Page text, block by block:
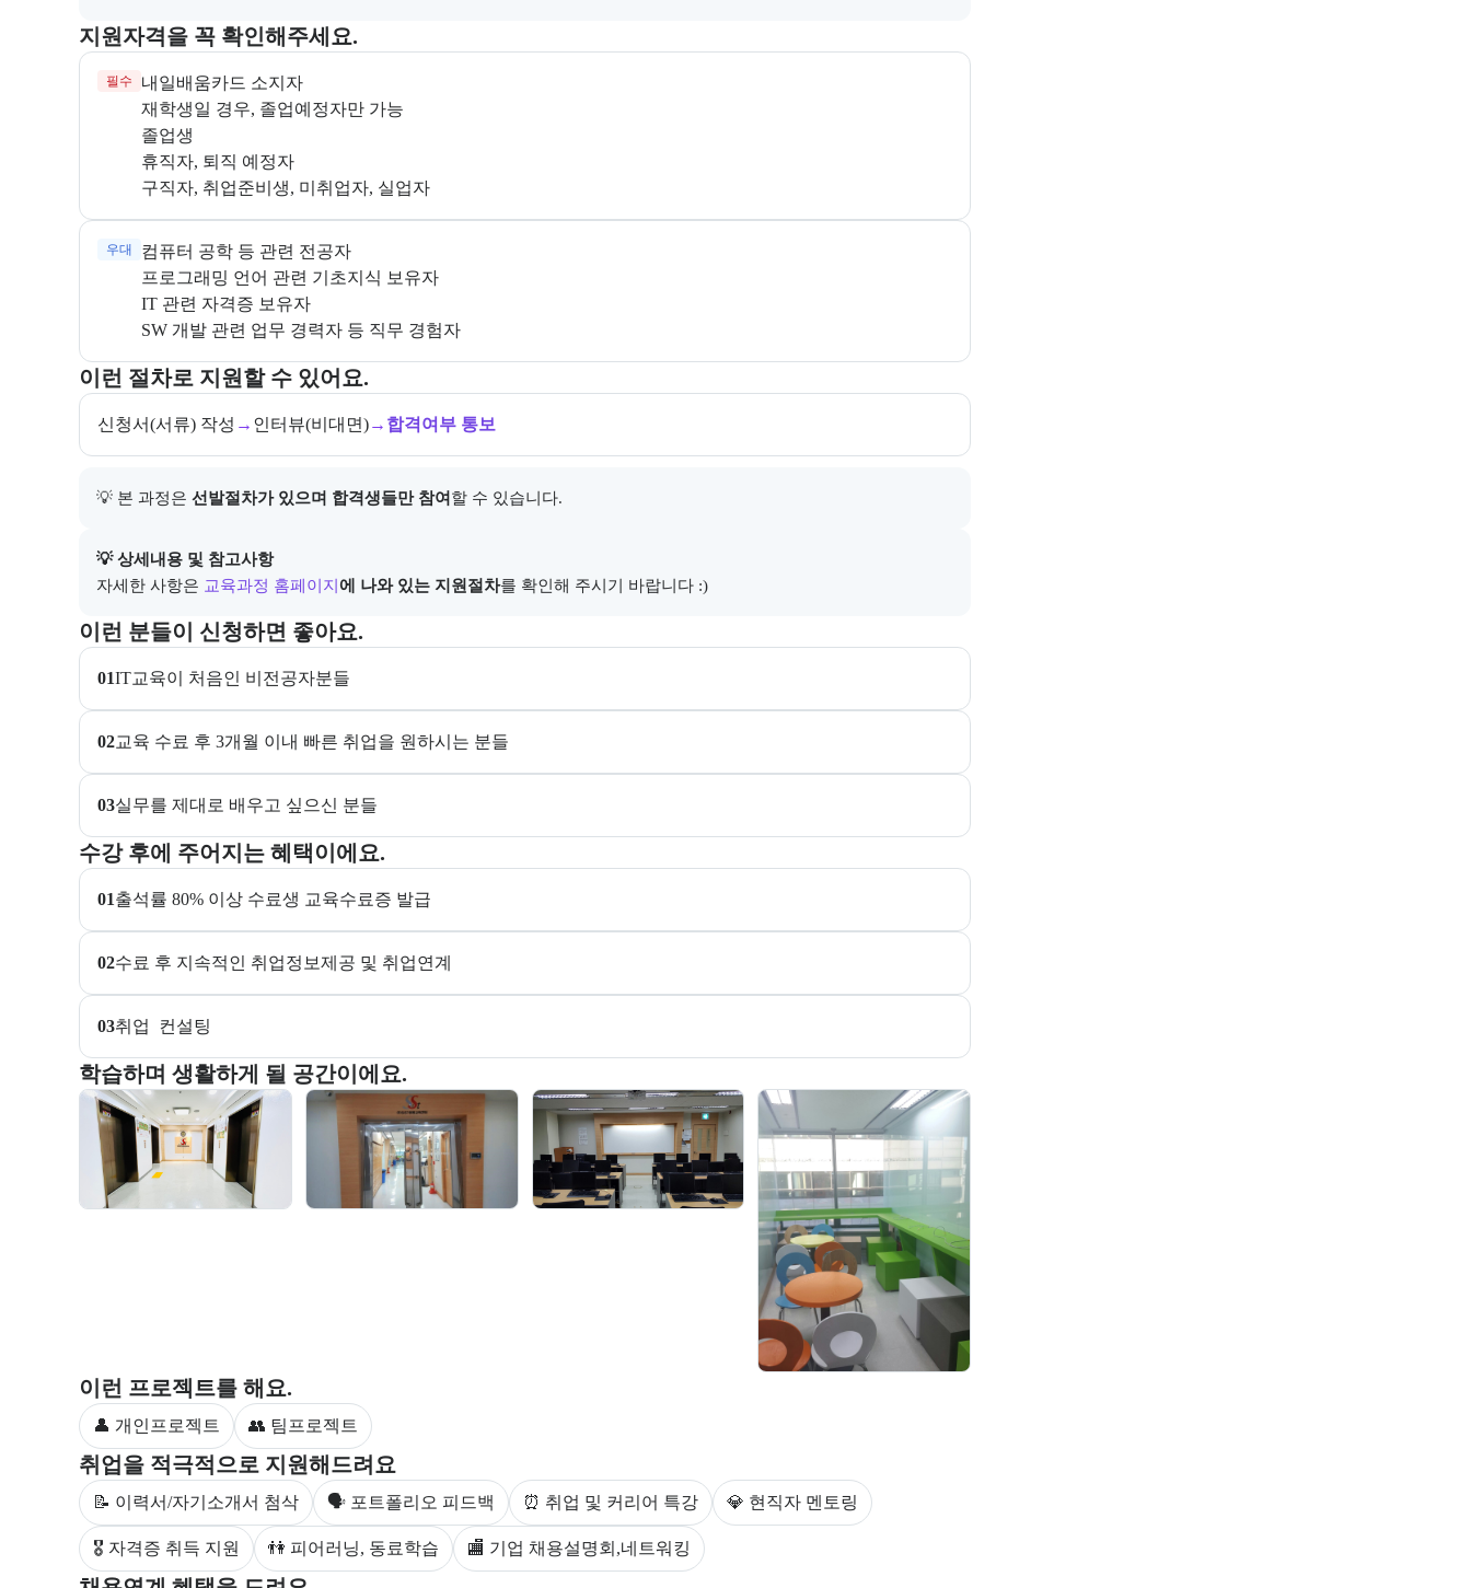
지원자격을 꼭 확인해주세요.
교육과정 지원 자격과 우대 사항을 각각 묶어서 안내한다.
필수
구직자, 취업준비생, 미취업자, 실업자
우대
SW 개발 관련 업무 경력자 등 직무 경험자
이런 절차로 지원할 수 있어요.
교육과정 지원 절차와 참여 조건, 상세 참고사항을 안내한다.
신청서(서류) 작성 → 인터뷰(비대면)→ 합격여부 통보
💡 본 과정은 선발절차가 있으며 합격생들만 참여 할 수 있습니다.
💡 상세내용 및 참고사항
아래에는 지원 절차의 상세 설명 및 참고 링크가 포함된다.
자세한 사항은 교육과정 홈페이지 에 나와 있는 지원절차를 확인해 주시기 바랍니다 :)
이런 분들이 신청하면 좋아요.
이 교육과정이 어떤 분들께 추천되는지 항목으로 안내한다. 더보기 버튼으로 전체 추천 대상을 펼칠 수 있다.
01IT교육이 처음인 비전공자분들
02교육 수료 후 3개월 이내 빠른 취업을 원하시는 분들
03실무를 제대로 배우고 싶으신 분들
수강 후에 주어지는 혜택이에요.
교육과정 수강 시 제공되는 혜택 목록을 안내한다.
01출석률 80% 이상 수료생 교육수료증 발급
02수료 후 지속적인 취업정보제공 및 취업연계
03취업  컨설팅
학습하며 생활하게 될 공간이에요.
부트캠프 교육 환경 사진을 목록으로 보여준다.
교육 환경 사진 목록
이런 프로젝트를 해요.
부트캠프 과정에서 진행하는 프로젝트 유형을 안내한다.
👤 개인프로젝트 👥 팀프로젝트
취업을 적극적으로 지원해드려요
부트캠프 수강생을 대상으로 제공되는 취업 지원 서비스를 안내한다.
📝 이력서/자기소개서 첨삭 🗣 포트폴리오 피드백 ⏰ 취업 및 커리어 특강 💎 현직자 멘토링
🎖 자격증 취득 지원 👫 피어러닝, 동료학습 🏬 기업 채용설명회,네트워킹
부트캠프의 채용 연계 기업 정보와 추가 안내 내용을 제공한다.